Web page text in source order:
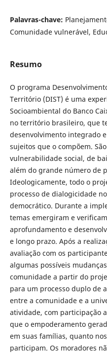
Palavras-chave:
Comunidade vulnerável,
Resumo
O programa
Território (DIST) é uma
Socioambiental do Banco
no território brasileiro, que
desenvolvimento integrado
sujeitos que o compõem.
vulnerabilidade social, de
além do grande número de
Ideologicamente, todo o
processo de dialogicidade
democrático. Durante a
temas emergiram e
aprofundamento e
e longo prazo. Após a
avaliação com os
algumas possíveis
comunidade a partir do
para um processo duplo de
entre a comunidade e a
atividade, com participação
que o empoderamento
em suas famílias, quanto
participam. Os moradores